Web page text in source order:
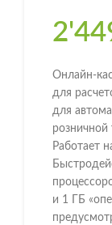
Онлайн-
для
для
розничной
Работает
и 1 ГБ